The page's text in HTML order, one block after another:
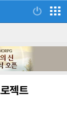
젝트